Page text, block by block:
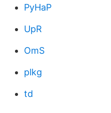
PyHaP
UpR
OmS
plkg
td